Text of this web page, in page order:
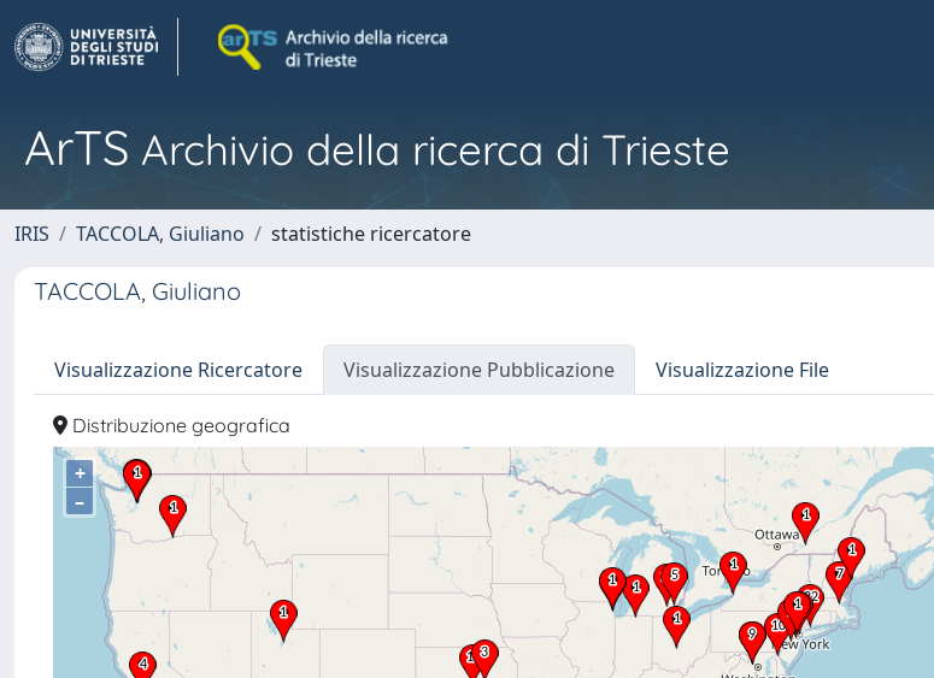
ArTS Archivio della ricerca di Trieste
IRIS TACCOLA, Giuliano statistiche ricercatore
TACCOLA, Giuliano
Visualizzazione Ricercatore Visualizzazione Pubblicazione Visualizzazione File
Distribuzione geografica
+
–